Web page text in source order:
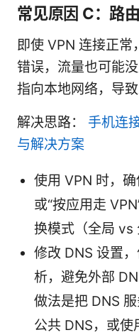
常见原因 C：路
即使 VPN 连接正常
错误，流量也可能
指向本地网络，导致
解决思路： 手机连
与解决方案
使用 VPN 时，
或“按应用走
换模式（全局 vs
修改 DNS 设置
析，避免外部
做法是把 DNS
公共 DNS，或使